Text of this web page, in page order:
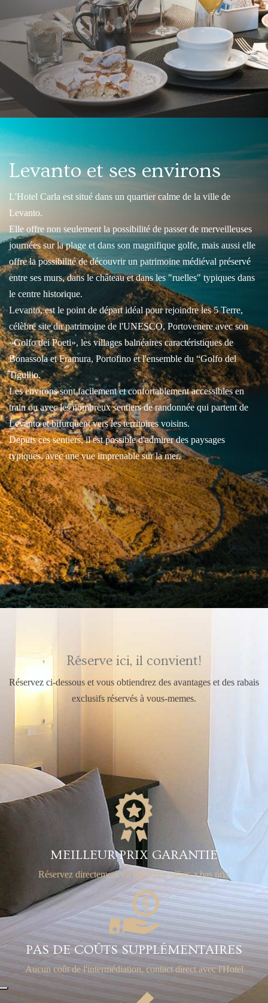
Levanto et ses environs
L'Hotel Carla est situé dans un quartier calme de la ville de
Levanto.
Elle offre non seulement la possibilité de passer de merveilleuses
journées sur la plage et dans son magnifique golfe, mais aussi elle
offre la possibilité de découvrir un patrimoine médiéval préservé
entre ses murs, dans le château et dans les "ruelles" typiques dans
le centre historique.
Levanto, est le point de départ idéal pour rejoindre les 5 Terre,
célèbre site du patrimoine de l'UNESCO, Portovenere avec son
«Golfo dei Poeti», les villages balnéaires caractéristiques de
Bonassola et Framura, Portofino et l'ensemble du “Golfo del
Tigullio.
Les environs sont facilement et confortablement accessibles en
train ou avec les nombreux sentiers de randonnée qui partent de
Levanto et bifurquent vers les territoires voisins.
Depuis ces sentiers, il est possible d'admirer des paysages
typiques, avec une vue imprenable sur la mer.
Réserve ici, il convient!
Réservez ci-dessous et vous obtiendrez des avantages et des rabais
exclusifs réservés à vous-memes.
MEILLEUR PRIX GARANTIE
Réservez directement en ligne nos offres a bas prix
PAS DE COÛTS SUPPLÉMENTAIRES
Aucun coût de l'intermédiation,contact direct avec l'Hotel